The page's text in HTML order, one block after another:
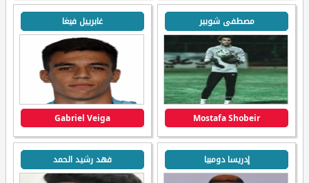
مصطفى شوبير
Mostafa Shobeir
غابرييل فيغا
Gabriel Veiga
إدريسا دومبيا فهد رشيد الحمد